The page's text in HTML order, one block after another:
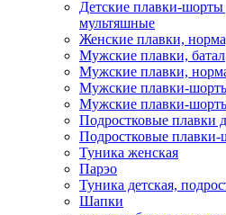
Детские плавки-шорты
мультяшные
Женские плавки,
Мужские плавки, батал
Мужские плавки,
Мужские плавки-
Мужские плавки-
Подростковые плавки
Подростковые плавки-
Туникa женская
Парэо
Туника детская,
Шапки